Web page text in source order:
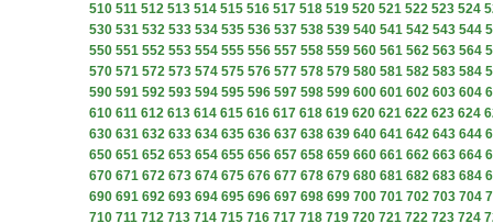
510 511 512 513 514 515 516 517 518 519 520 521 522 523 524
530 531 532 533 534 535 536 537 538 539 540 541 542 543 544
550 551 552 553 554 555 556 557 558 559 560 561 562 563 564
570 571 572 573 574 575 576 577 578 579 580 581 582 583 584
590 591 592 593 594 595 596 597 598 599 600 601 602 603 604
610 611 612 613 614 615 616 617 618 619 620 621 622 623 624
630 631 632 633 634 635 636 637 638 639 640 641 642 643 644
650 651 652 653 654 655 656 657 658 659 660 661 662 663 664
670 671 672 673 674 675 676 677 678 679 680 681 682 683 684
690 691 692 693 694 695 696 697 698 699 700 701 702 703 704
710 711 712 713 714 715 716 717 718 719 720 721 722 723 724